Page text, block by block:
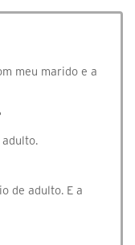
meu marido e a
adulto.
de adulto. E a